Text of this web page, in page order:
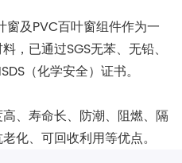
窗及PVC百叶窗组件作为一
，已通过SGS无苯、无铅、
（化学安全）证书。
、寿命长、防潮、阻燃、隔
化、可回收利用等优点。